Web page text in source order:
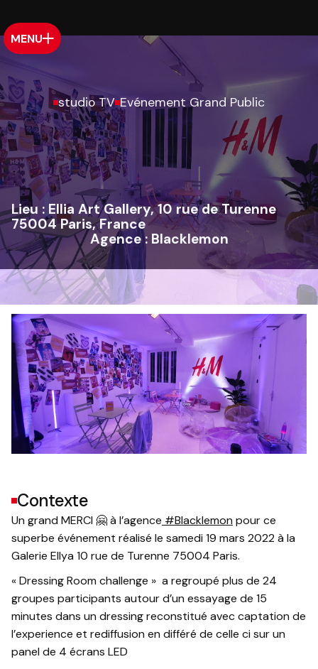
MENU
studio TV Evénement Grand Public
Lieu : Ellia Art Gallery, 10 rue de Turenne
75004 Paris, France
Agence :Blacklemon
Contexte
Un grand MERCI 🤗 à l’agence #Blacklemon pour ce
superbe événement réalisé le samedi 19 mars 2022 à la
Galerie Ellya 10 rue de Turenne 75004 Paris.
« Dressing Room challenge » a regroupé plus de 24
groupes participants autour d’un essayage de 15
minutes dans un dressing reconstitué avec captation de
l’experience et rediffusion en différé de celle ci sur un
panel de 4 écrans LED